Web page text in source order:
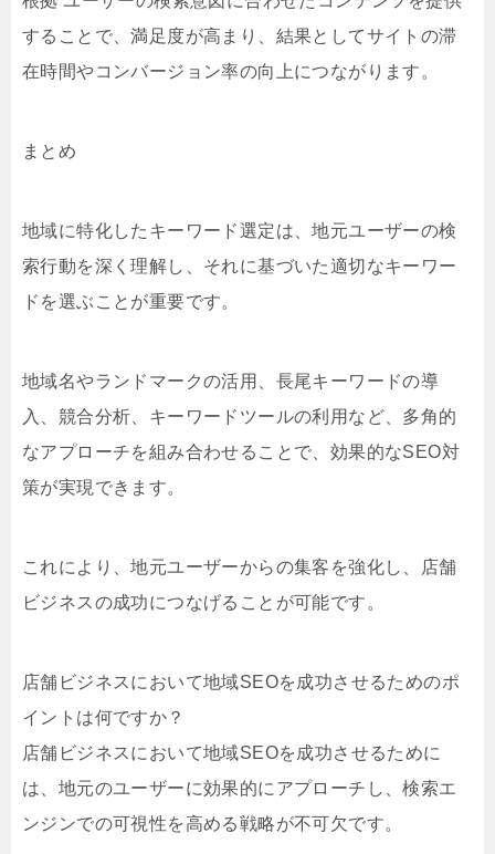
することで、満足度が高まり、結果としてサイトの滞
在時間やコンバージョン率の向上につながります。
まとめ
地域に特化したキーワード選定は、地元ユーザーの検
索行動を深く理解し、それに基づいた適切なキーワー
ドを選ぶことが重要です。
地域名やランドマークの活用、長尾キーワードの導
入、競合分析、キーワードツールの利用など、多角的
なアプローチを組み合わせることで、効果的なSEO対
策が実現できます。
これにより、地元ユーザーからの集客を強化し、店舗
ビジネスの成功につなげることが可能です。
店舗ビジネスにおいて地域SEOを成功させるためのポ
イントは何ですか？
店舗ビジネスにおいて地域SEOを成功させるために
は、地元のユーザーに効果的にアプローチし、検索エ
ンジンでの可視性を高める戦略が不可欠です。